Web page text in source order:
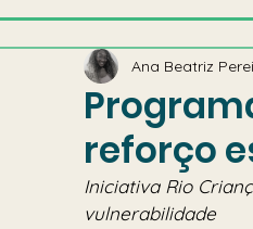
reforço
Ana Beatriz
Iniciativa Rio
vulnerabilidade